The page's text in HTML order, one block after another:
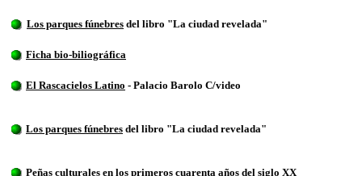
Los parques fúnebres del libro "La ciudad revelada"
Ficha bio-biliográfica
El Rascacielos Latino - Palacio Barolo C/video
Los parques fúnebres del libro "La ciudad revelada"
Peñas culturales en los primeros cuarenta años del siglo XX